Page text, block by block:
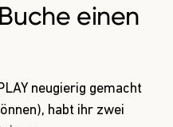
einen
neugierig gemacht
habt ihr zwei